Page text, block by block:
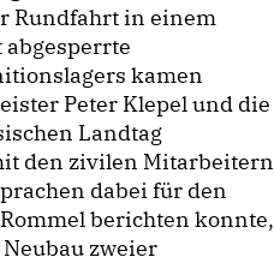
Rundfahrt in einem
abgesperrte
kamen
Peter Klepel und die
Landtag
den zivilen Mitarbeitern
dabei für den
berichten konnte,
zweier